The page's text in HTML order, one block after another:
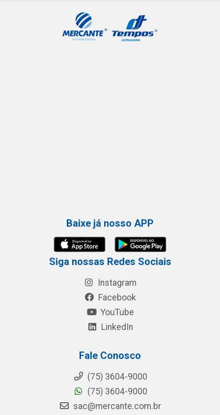
Baixe já nosso APP
Siga nossas Redes Sociais
Instagram
Facebook
YouTube
LinkedIn
Fale Conosco
(75) 3604-9000
(75) 3604-9000
sac@mercante.com.br